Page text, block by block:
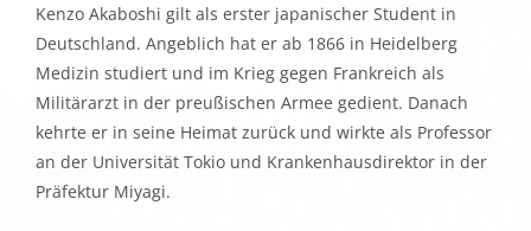
Kenzo Akaboshi gilt als erster japanischer Student in
Deutschland. Angeblich hat er ab 1866 in Heidelberg
Medizin studiert und im Krieg gegen Frankreich als
Militärarzt in der preußischen Armee gedient. Danach
kehrte er in seine Heimat zurück und wirkte als Professor
an der Universität Tokio und Krankenhausdirektor in der
Präfektur Miyagi.